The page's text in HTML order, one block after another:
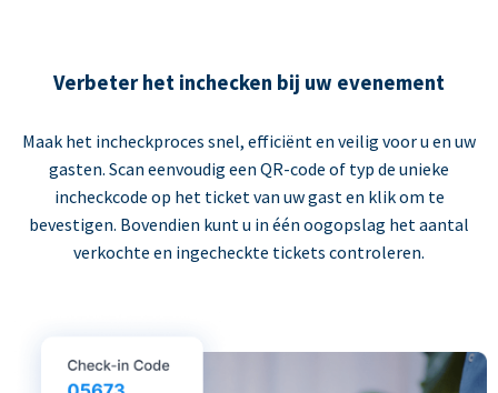
Verbeter het inchecken bij uw evenement
Maak het incheckproces snel, efficiënt en veilig voor u en uw
gasten. Scan eenvoudig een QR-code of typ de unieke
incheckcode op het ticket van uw gast en klik om te
bevestigen. Bovendien kunt u in één oogopslag het aantal
verkochte en ingecheckte tickets controleren.